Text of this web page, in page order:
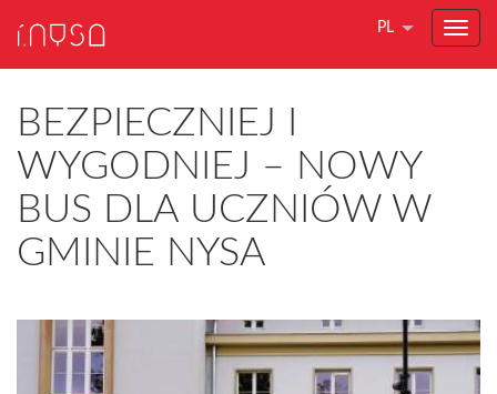
PL
BEZPIECZNIEJ I
WYGODNIEJ – NOWY
BUS DLA UCZNIÓW W
GMINIE NYSA